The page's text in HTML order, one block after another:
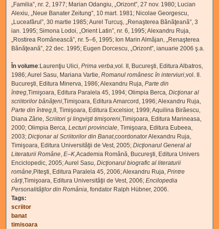
„Familia”, nr. 2, 1977; Marian Odangiu, „Orizont”, 27 nov. 1980; Lucian
Alexiu, „Neue Banater Zeitung”, 10 mart. 1981; Nicolae Georgescu,
„Luceafărul”, 30 martie 1985; Aurel Turcuş, „Renaşterea Bănăţeană”, 3
ian. 1995; Simona Lodoi, „Orient Latin”, nr. 6, 1995; Alexandru Ruja,
„Rostirea Românească”, nr. 5–6, 1995; Ion Marin Almăjan, „Renaşterea
Bănăţeană”, 22 dec. 1995; Eugen Dorcescu, „Orizont”, ianuarie 2006 ş.a.
În volume:Laurenţiu Ulici, Prima verba,vol. II, Bucureşti, Editura Albatros,
1986; Aurel Sasu, Mariana Vartie, Romanul românesc în interviuri,vol. II.
Bucureşti, Editura Minerva, 1986; Alexandru Ruja, Parte din
întreg,Timişoara, Editura Paralela 45, 1994; Olimpia Berca, Dicţionar al
scriitorilor bănăţeni,Timişoara, Editura Amarcord, 1996; Alexandru Ruja,
Parte din întreg,II, Timişoara, Editura Excelsior, 1999; Aquilina Birăescu,
Diana Zărie, Scriitori şi lingvişti timişoreni,Timişoara, Editura Marineasa,
2000; Olimpia Berca, Lecturi provinciale, Timişoara, Editura Eubeea,
2003; Dicţionar al Scriitorilor din Banat,coordonator Alexandru Ruja,
Timişoara, Editura Universităţii de Vest, 2005; Dicţionarul General al
Literaturii Române, E–K,Academia Română, Bucureşti, Editura Univers
Enciclopedic, 2005; Aurel Sasu, Dicţionarul biografic al literaturii
române,Piteşti, Editura Paralela 45, 2006; Alexandru Ruja, Printre
cărţi,Timişoara, Editura Universităţii de Vest, 2006; Encilopedia
Personalităţilor din România, fondator Ralph Hübner, 2006.
Tags:
scriitor
banat
timisoara